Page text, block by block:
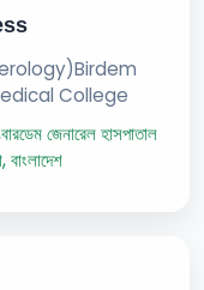
College
জেনারেল হাসপাতাল